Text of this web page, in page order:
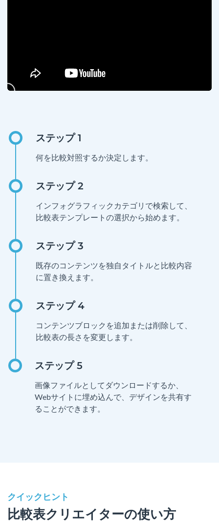
何を比較対照するか決定します。
インフォグラフィックカテゴリで検索して、
比較表テンプレートの選択から始めます。
既存のコンテンツを独自タイトルと比較内容
に置き換えます。
コンテンツブロックを追加または削除して、
比較表の長さを変更します。
画像ファイルとしてダウンロードするか、
Webサイトに埋め込んで、デザインを共有す
ることができます。
クイックヒント
比較表クリエイターの使い方